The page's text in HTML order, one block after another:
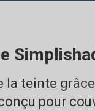
la teinte
pour